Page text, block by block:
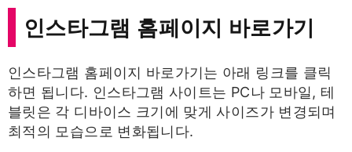
인스타그램 홈페이지 바로가기
인스타그램 홈페이지 바로가기는 아래 링크를 클릭
하면 됩니다. 인스타그램 사이트는 PC나 모바일, 테
블릿은 각 디바이스 크기에 맞게 사이즈가 변경되며
최적의 모습으로 변화됩니다.